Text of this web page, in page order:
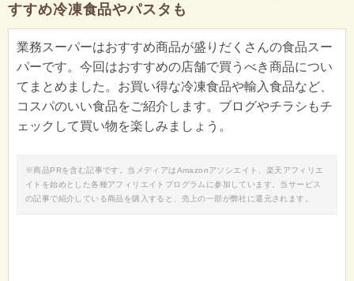
すすめ冷凍食品やパスタも
業務スーパーはおすすめ商品が盛りだくさんの食品スー
パーです。今回はおすすめの店舗で買うべき商品につい
てまとめました。お買い得な冷凍食品や輸入食品など、
コスパのいい食品をご紹介します。ブログやチラシもチ
ェックして買い物を楽しみましょう。
※商品PRを含む記事です。当メディアはAmazonアソシエイト、楽天アフィリエ
イトを始めとした各種アフィリエイトプログラムに参加しています。当サービス
の記事で紹介している商品を購入すると、売上の一部が弊社に還元されます。